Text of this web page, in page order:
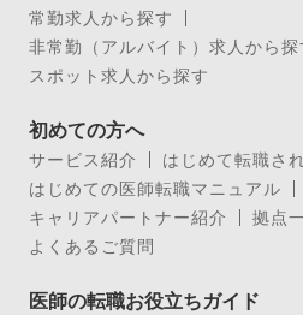
常勤求人から探す
非常勤（アルバイト）求人から探
スポット求人から探す
初めての方へ
サービス紹介
はじめて転職さ
はじめての医師転職マニュアル
キャリアパートナー紹介
拠点
よくあるご質問
医師の転職お役立ちガイド